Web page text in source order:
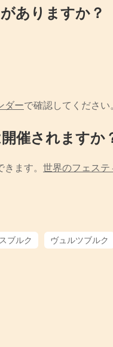
ありますか？
ダーで確認してください
催されますか
ます。 世界のフェス
ブルク ヴュルツブルク